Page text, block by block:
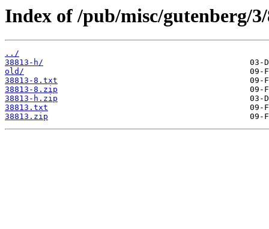
Index of /pub/misc/gutenberg/
../
38813-h/
old/
38813-8.txt
38813-8.zip
38813-h.zip
38813.txt
38813.zip